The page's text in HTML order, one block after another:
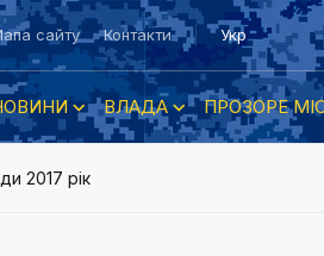
сайту Контакти Укр
ВЛАДА ПРОЗОРЕ
2017 рік